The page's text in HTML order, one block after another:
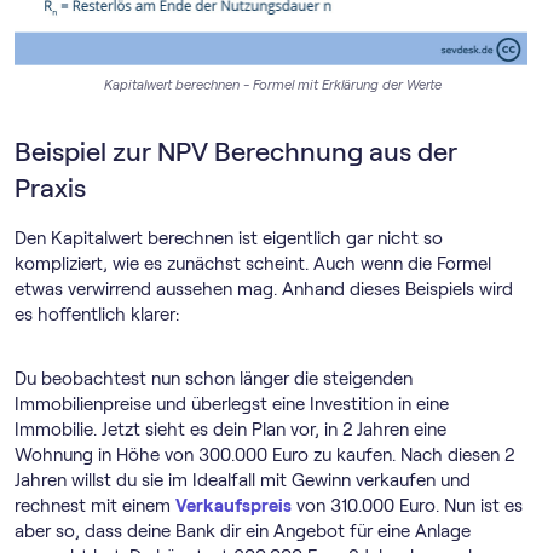
Kapitalwert berechnen - Formel mit Erklärung der Werte
Beispiel zur NPV Berechnung aus der
Praxis
Den Kapitalwert berechnen ist eigentlich gar nicht so
kompliziert, wie es zunächst scheint. Auch wenn die Formel
etwas verwirrend aussehen mag. Anhand dieses Beispiels wird
es hoffentlich klarer:
Du beobachtest nun schon länger die steigenden
Immobilienpreise und überlegst eine Investition in eine
Immobilie. Jetzt sieht es dein Plan vor, in 2 Jahren eine
Wohnung in Höhe von 300.000 Euro zu kaufen. Nach diesen 2
Jahren willst du sie im Idealfall mit Gewinn verkaufen und
rechnest mit einem Verkaufspreis von 310.000 Euro. Nun ist es
aber so, dass deine Bank dir ein Angebot für eine Anlage